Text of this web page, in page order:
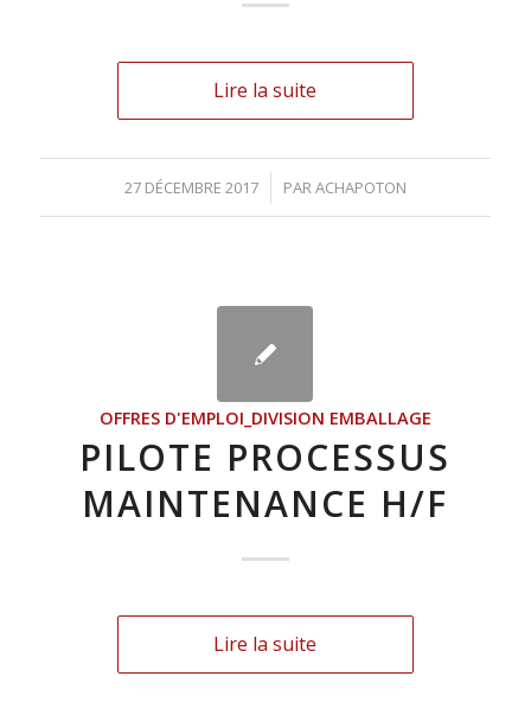
Lire la suite
27 DÉCEMBRE 2017
/ PARACHAPOTON
OFFRES D'EMPLOI_DIVISION EMBALLAGE
PILOTE PROCESSUS
MAINTENANCE H/F
Lire la suite